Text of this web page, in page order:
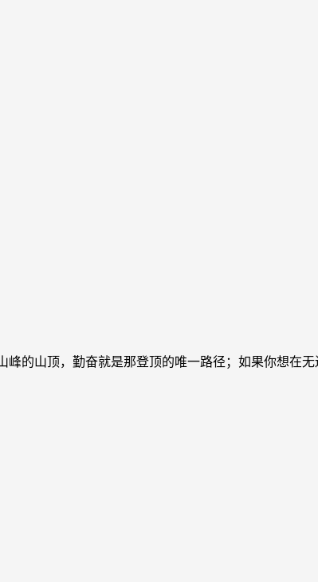
的山顶，勤奋就是那登顶的唯一路径；如果你想在